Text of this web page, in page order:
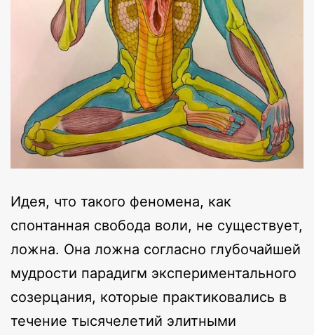
Идея, что такого феномена, как
спонтанная свобода воли, не существует,
ложна. Она ложна согласно глубочайшей
мудрости парадигм экспериментального
созерцания, которые практиковались в
течение тысячелетий элитными